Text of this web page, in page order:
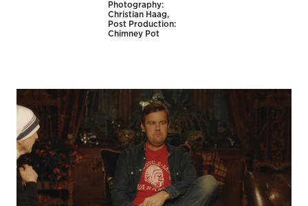
Photography:
Christian Haag,
Post Production:
Chimney Pot